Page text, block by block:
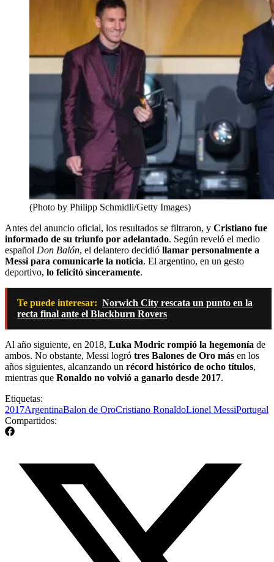
(Photo by Philipp Schmidli/Getty Images)
Antes del anuncio oficial, los resultados se filtraron, y Cristiano fue
informado de su triunfo por adelantado. Según reveló el medio
español Don Balón, el delantero decidió llamar personalmente a
Messi para comunicarle la noticia. El argentino, en un gesto
deportivo, lo felicitó sinceramente.
Te puede interesar: Norwich City rescata un punto en la
recta final ante el Blackburn Rovers
Al año siguiente, en 2018, Luka Modric rompió la hegemonía de
ambos. No obstante, Messi logró tres Balones de Oro más en los
años siguientes, alcanzando un récord histórico de ocho títulos,
mientras que Ronaldo no volvió a ganarlo desde 2017.
Etiquetas:
2017ArgentinaBalon de OroCristiano RonaldoLionel MessiPortugal
Compartidos: